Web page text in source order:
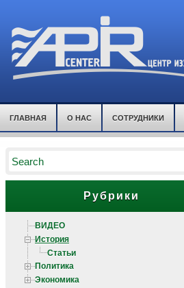
ГЛАВНАЯ О НАС СОТРУДНИКИ
Рубрики
ВИДЕО
История
Статьи
Политика
Экономика